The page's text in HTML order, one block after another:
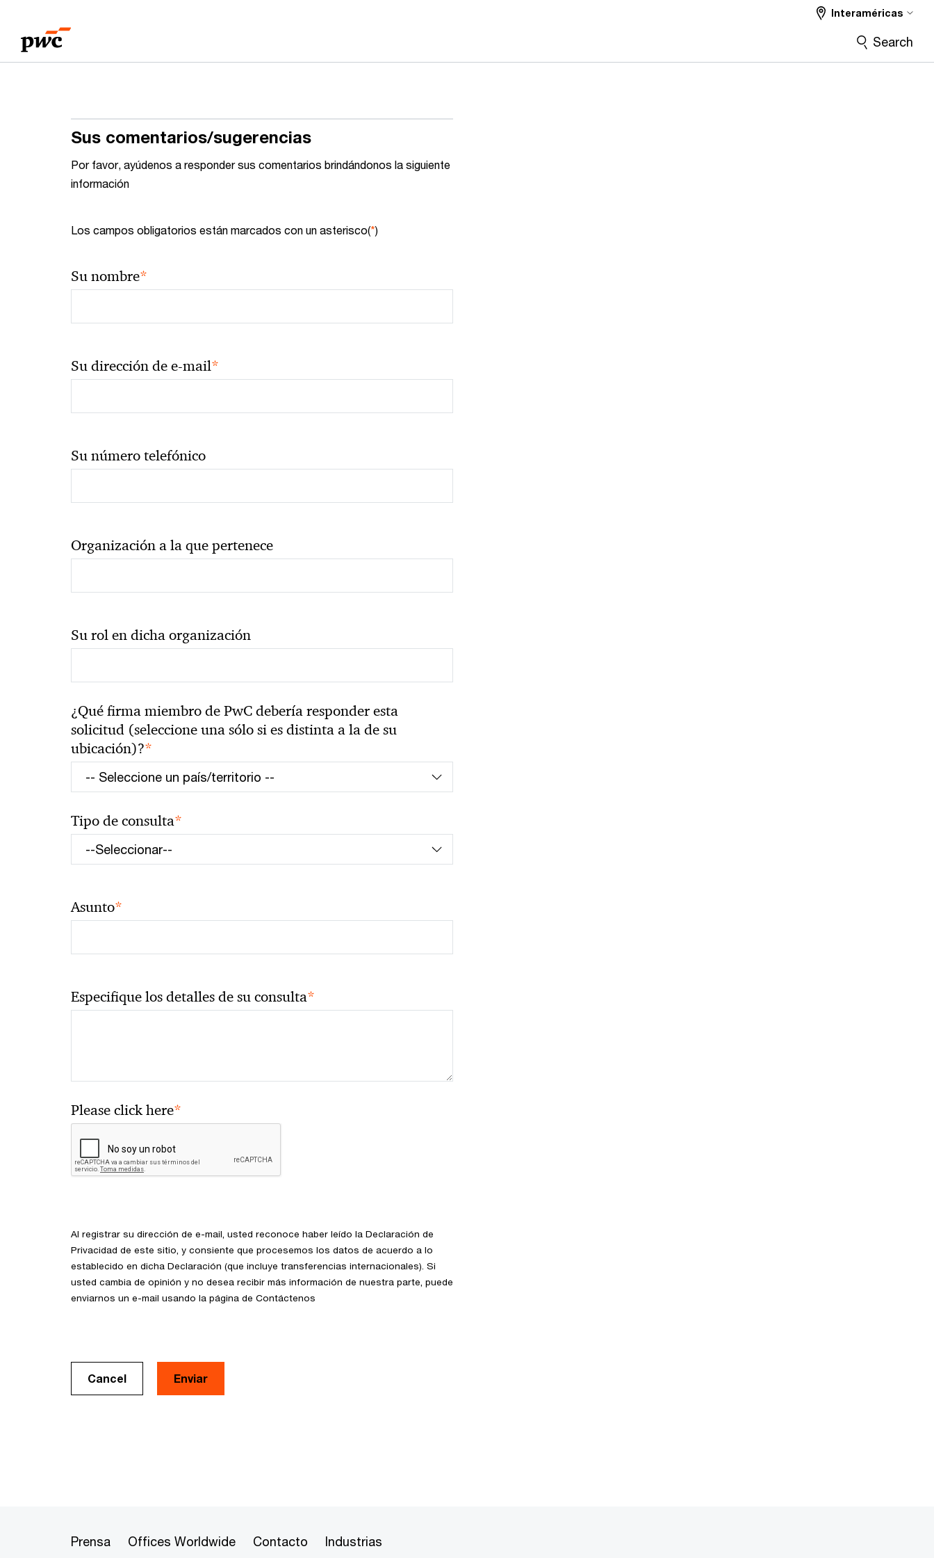
content
footer
Interaméricas
Search
Sus comentarios/sugerencias
Por favor, ayúdenos a responder sus comentarios brindándonos la siguiente
información
Los campos obligatorios están marcados con un asterisco(*)
Su nombre*
Su dirección de e-mail*
Su número telefónico
Organización a la que pertenece
Su rol en dicha organización
¿Qué firma miembro de PwC debería responder esta
solicitud (seleccione una sólo si es distinta a la de su
ubicación)?*
Tipo de consulta*
Asunto*
Especifique los detalles de su consulta*
Please click here*
Al registrar su dirección de e-mail, usted reconoce haber leído la Declaración de
Privacidad de este sitio, y consiente que procesemos los datos de acuerdo a lo
establecido en dicha Declaración (que incluye transferencias internacionales). Si
usted cambia de opinión y no desea recibir más información de nuestra parte, puede
enviarnos un e-mail usando la página de Contáctenos
Cancel
Prensa Offices Worldwide Contacto Industrias